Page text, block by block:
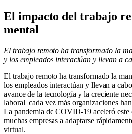
El impacto del trabajo
mental
El trabajo remoto ha transformado la
y los empleados interactúan y llevan a
El trabajo remoto ha transformado la
los empleados interactúan y llevan a
avance de la tecnología y la creciente
laboral, cada vez más organizaciones
La pandemia de COVID-19 aceleró este
muchas empresas a adaptarse
virtual.